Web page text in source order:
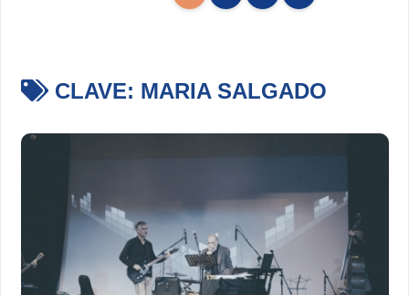
CLAVE: MARIA SALGADO